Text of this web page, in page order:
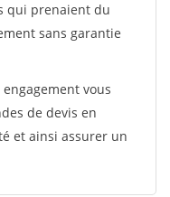
qui prenaient du
sans garantie
vous
de devis en
et ainsi assurer un